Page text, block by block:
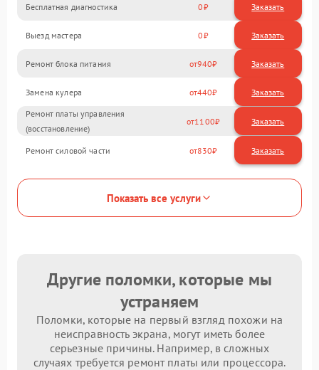
Бесплатная диагностика 0 Заказать
Выезд мастера 0 Заказать
Ремонт блока питания 940
Замена кулера 440
Ремонт платы управления
(восстановление)
1100
Ремонт силовой части 830
Показать все услуги
Другие поломки, которые мы
устраняем
Поломки, которые на первый взгляд похожи на
неисправность экрана, могут иметь более
серьезные причины. Например, в сложных
случаях требуется ремонт платы или процессора.